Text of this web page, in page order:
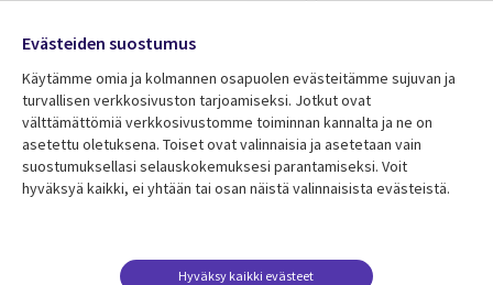
Resurssikeskus
Library
FINLAND
Asiakastarinat
Lisätietoa
Legal
Tietosuoja
Käyttöehdot
Media
FINLAND
Evästeiden suostumus
Käytämme omia ja kolmannen osapuolen evästeitämme sujuvan ja
turvallisen verkkosivuston tarjoamiseksi. Jotkut ovat
välttämättömiä verkkosivustomme toiminnan kannalta ja ne on
asetettu oletuksena. Toiset ovat valinnaisia ​​ja asetetaan vain
suostumuksellasi selauskokemuksesi parantamiseksi. Voit
hyväksyä kaikki, ei yhtään tai osan näistä valinnaisista evästeistä.
Hyväksy kaikki evästeet